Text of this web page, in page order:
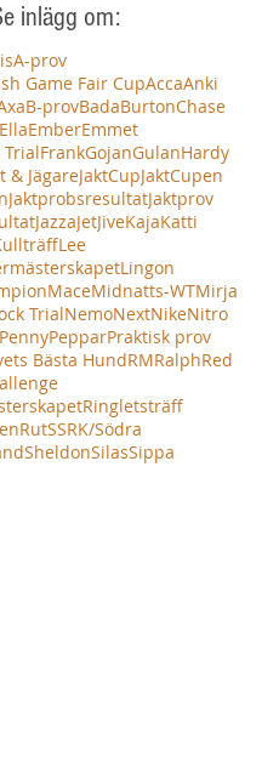
inlägg om:
A-prov
Game Fair CupAccaAnki
B-provBadaBurtonChase
EllaEmberEmmet
TrialFrankGojanGulanHardy
& JägareJaktCupJaktCupen
JaktprobsresultatJaktprov
JazzaJetJiveKajaKatti
Lee
Lingon
MaceMidnatts-WTMirja
TrialNemoNextNikeNitro
PennyPepparPraktisk prov
Bästa HundRMRalphRed
Ringletsträff
RutSSRK/Södra
SheldonSilasSippa